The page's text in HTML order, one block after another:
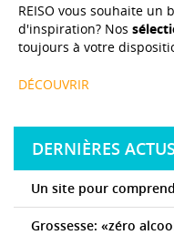
REISO vous souhaite un
d'inspiration? Nos
toujours à votre
DÉCOUVRIR
DERNIÈRES ACTUS
Un site pour
Grossesse: «zéro